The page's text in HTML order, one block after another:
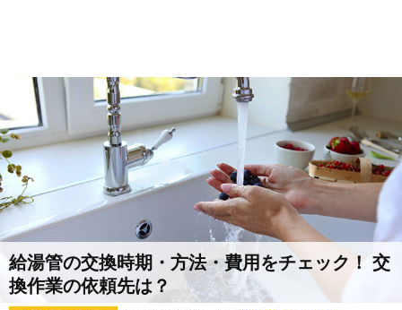
給湯管の交換時期・方法・費用をチェック！ 交
換作業の依頼先は？